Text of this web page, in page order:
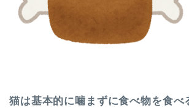
猫は基本的に噛まずに食べ物を食べ